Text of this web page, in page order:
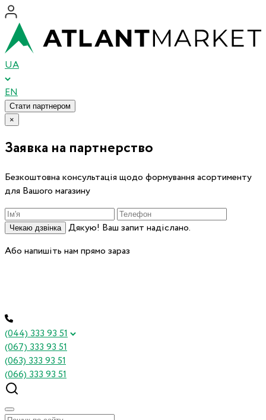
UA
EN
Стати партнером
×
Заявка на партнерство
Безкоштовна консультація щодо формування асортименту
для Вашого магазину
Чекаю дзвінка
Дякую! Ваш запит надіслано.
Або напишіть нам прямо зараз
(044) 333 93 51
(067) 333 93 51
(063) 333 93 51
(066) 333 93 51